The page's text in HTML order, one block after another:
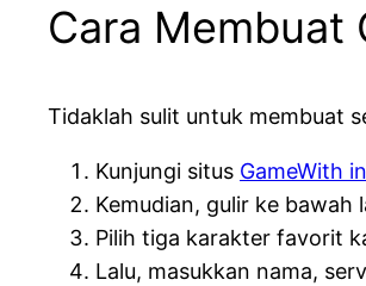
Cara Membuat
Tidaklah sulit untuk membuat
Kunjungi situs GameWith
Kemudian, gulir ke bawah
Pilih tiga karakter favorit
Lalu, masukkan nama,